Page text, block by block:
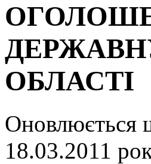
ОБЛАСТІ
18.03.2011